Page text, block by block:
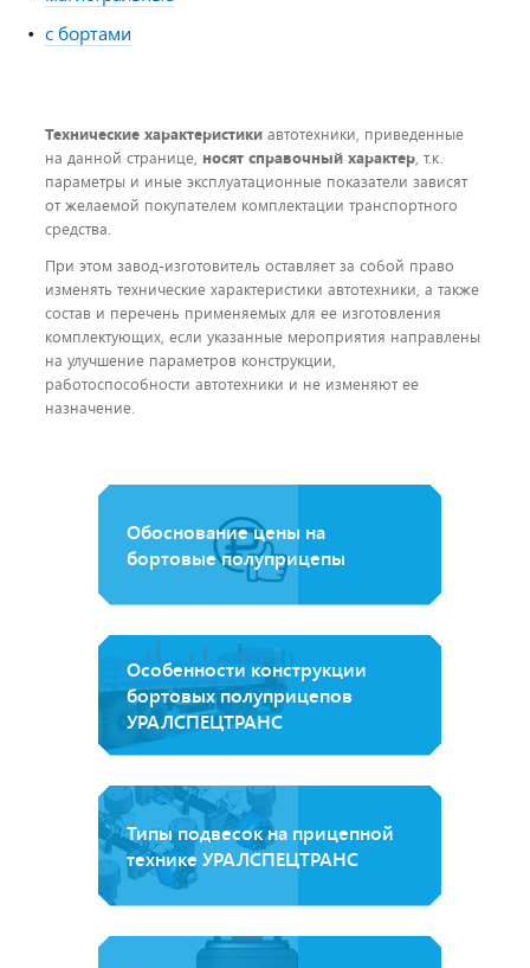
с бортами
Технические характеристики автотехники, приведенные
на данной странице, носят справочный характер , т.к.
параметры и иные эксплуатационные показатели зависят
от желаемой покупателем комплектации транспортного
средства.
При этом завод-изготовитель оставляет за собой право
изменять технические характеристики автотехники, а также
состав и перечень применяемых для ее изготовления
комплектующих, если указанные мероприятия направлены
на улучшение параметров конструкции,
работоспособности автотехники и не изменяют ее
назначение.
Обоснование цены на
бортовые полуприцепы
Особенности конструкции
бортовых полуприцепов
УРАЛСПЕЦТРАНС
Типы подвесок на прицепной
технике УРАЛСПЕЦТРАНС